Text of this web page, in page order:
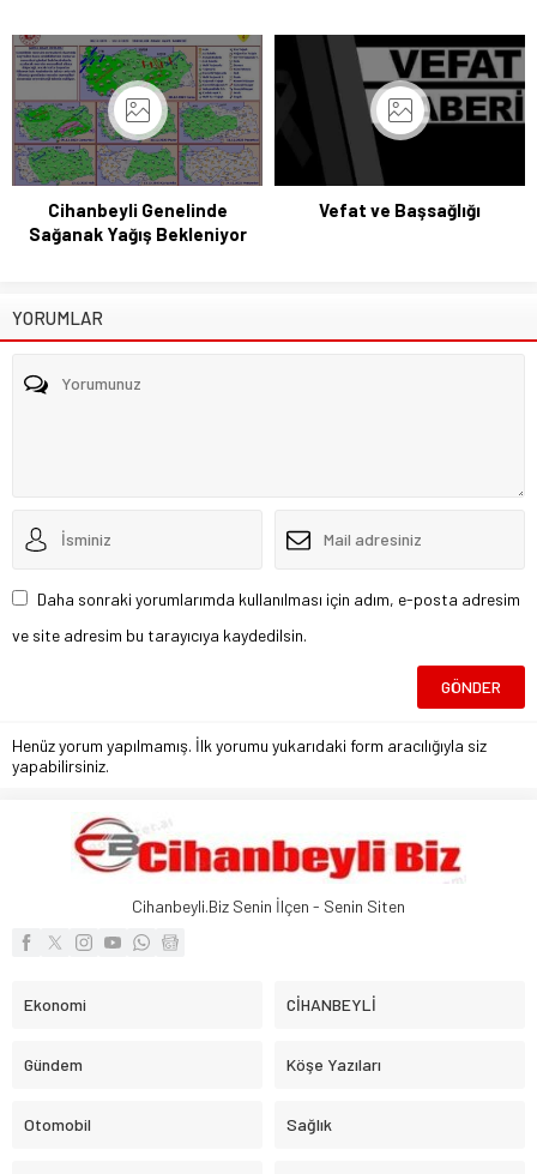
Cihanbeyli Genelinde
Sağanak Yağış Bekleniyor
Vefat ve Başsağlığı
YORUMLAR
Daha sonraki yorumlarımda kullanılması için adım, e-posta adresim
ve site adresim bu tarayıcıya kaydedilsin.
Henüz yorum yapılmamış. İlk yorumu yukarıdaki form aracılığıyla siz
yapabilirsiniz.
Cihanbeyli.Biz Senin İlçen - Senin Siten
Ekonomi CİHANBEYLİ
Gündem Köşe Yazıları
Otomobil Sağlık